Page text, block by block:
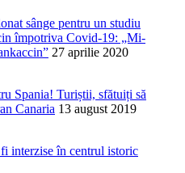
sânge pentru un studiu
împotriva Covid-19: „Mi-
27 aprilie 2020
Spania! Turiștii, sfătuiți să
Canaria 13 august 2019
interzise în centrul istoric